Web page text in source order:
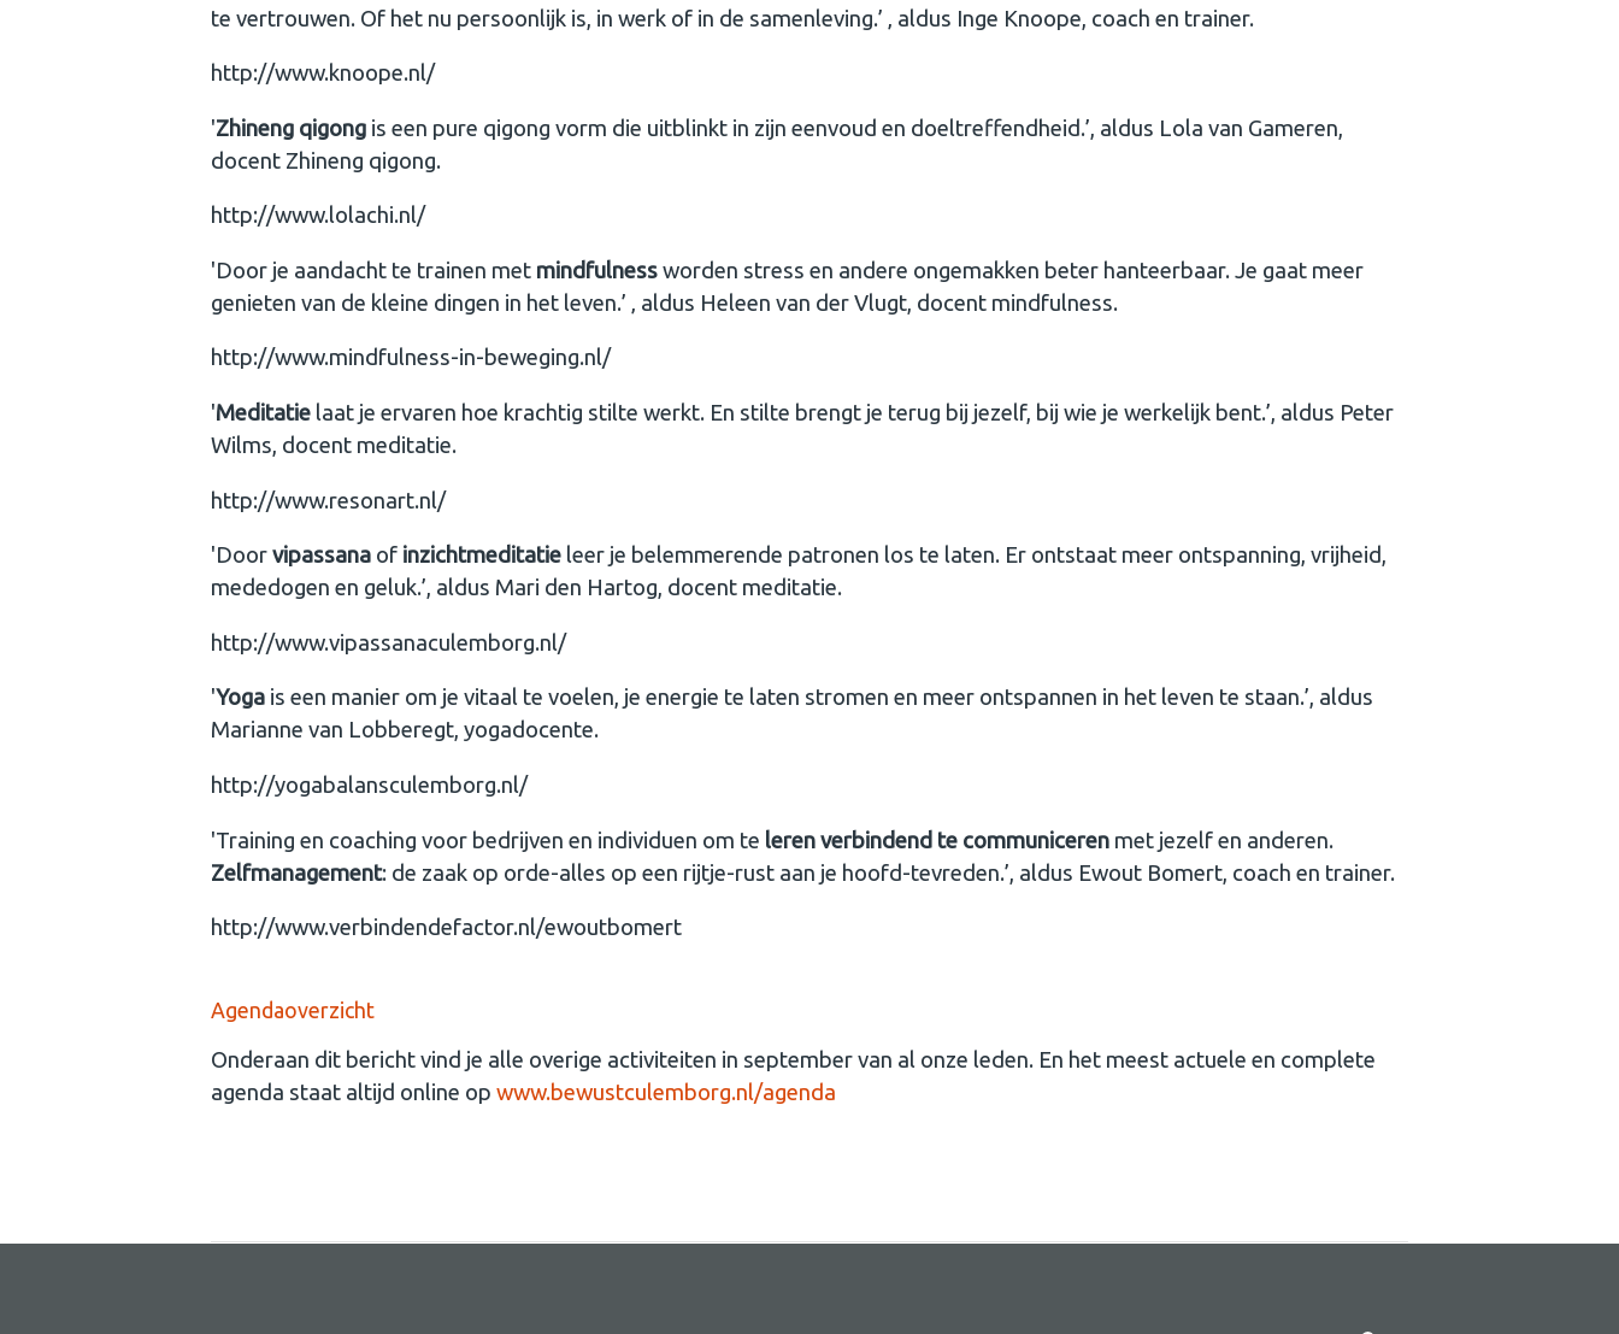
te vertrouwen. Of het nu persoonlijk is, in werk of in de samenleving.’ ‚ aldus Inge Knoope, coach en trainer.
http://www.knoope.nl/
'Zhineng qigong is een pure qigong vorm die uitblinkt in zijn eenvoud en doeltreffendheid.’, aldus Lola van Gameren,
docent Zhineng qigong.
http://www.lolachi.nl/
'Door je aandacht te trainen met mindfulnessworden stress en andere ongemakken beter hanteerbaar. Je gaat meer
genieten van de kleine dingen in het leven.’ ‚ aldus Heleen van der Vlugt, docent mindfulness.
http://www.mindfulness-in-beweging.nl/
'Meditatie laat je ervaren hoe krachtig stilte werkt. En stilte brengt je terug bij jezelf, bij wie je werkelijk bent.’, aldus Peter
Wilms, docent meditatie.
http://www.resonart.nl/
'Doorvipassana of inzichtmeditatie leer je belemmerende patronen los te laten. Er ontstaat meer ontspanning, vrijheid,
mededogen en geluk.’, aldus Mari den Hartog, docent meditatie.
http://www.vipassanaculemborg.nl/
'Yoga is een manier om je vitaal te voelen, je energie te laten stromen en meer ontspannen in het leven te staan.’, aldus
Marianne van Lobberegt, yogadocente.
http://yogabalansculemborg.nl/
'Training en coaching voor bedrijven en individuen om te leren verbindend te communiceren met jezelf en anderen.
Zelfmanagement: de zaak op orde-alles op een rijtje-rust aan je hoofd-tevreden.’, aldus Ewout Bomert, coach en trainer.
http://www.verbindendefactor.nl/ewoutbomert
Agendaoverzicht
Onderaan dit bericht vind je alle overige activiteiten in september van al onze leden. En het meest actuele en complete
agenda staat altijd online op www.bewustculemborg.nl/agenda